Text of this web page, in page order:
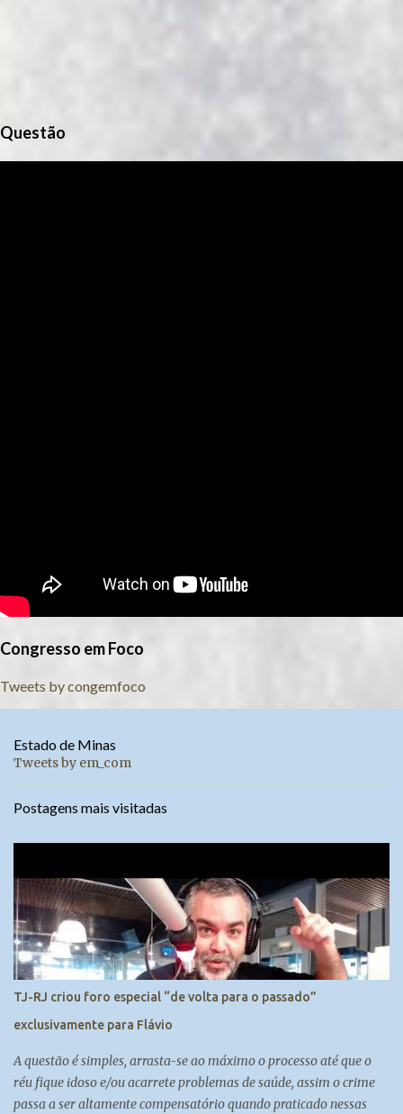
Questão
Congresso em Foco
Tweets by congemfoco
Estado de Minas
Tweets by em_com
Postagens mais visitadas
TJ-RJ criou foro especial “de volta para o passado”
exclusivamente para Flávio
A questão é simples, arrasta-se ao máximo o processo até que o
réu fique idoso e/ou acarrete problemas de saúde, assim o crime
passa a ser altamente compensatório quando praticado nessas